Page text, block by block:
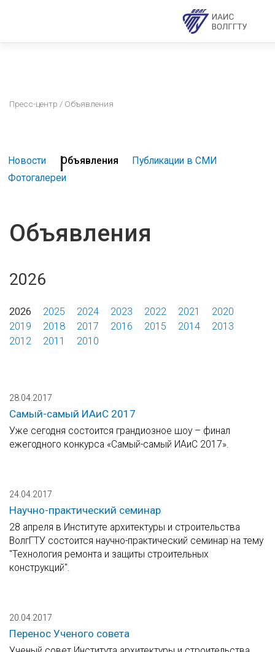
Пресс-центр / Объявления
Новости Объявления
Публикации в СМИ
Фотогалереи
Объявления
2026
2026 2025 2024 2023 2022 2021
2020
2019
2018 2017 2016 2015 2014
2013
2012
2011 2010
28.04.2017
Самый-самый ИАиС 2017
Уже сегодня состоится грандиозное шоу – финал
ежегодного конкурса «Самый-самый ИАиС 2017».
24.04.2017
Научно-практический семинар
28 апреля в Институте архитектуры и строительства
ВолгГТУ состоится научно-практический семинар на тему
"Технология ремонта и защиты строительных
конструкций".
20.04.2017
Перенос Ученого совета